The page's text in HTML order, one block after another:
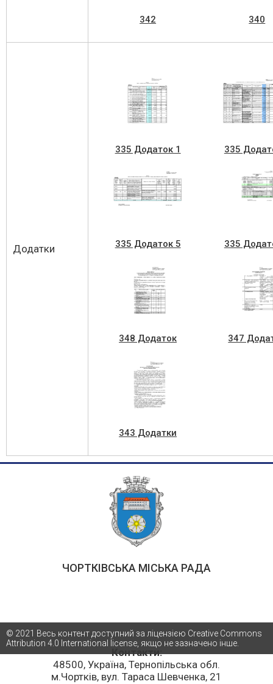
342 340
Додатки
335 Додаток 1 335
335 Додаток 5 335
348 Додаток 347
343 Додатки
ЧОРТКІВСЬКА МІСЬКА РАДА
Контакти:
48500, Україна, Тернопільська обл.
м.Чортків, вул. Тараса Шевченка, 21
© 2021 Весь контент доступний за ліцензією Creative Commons
Attribution 4.0 International license, якщо не зазначено інше.